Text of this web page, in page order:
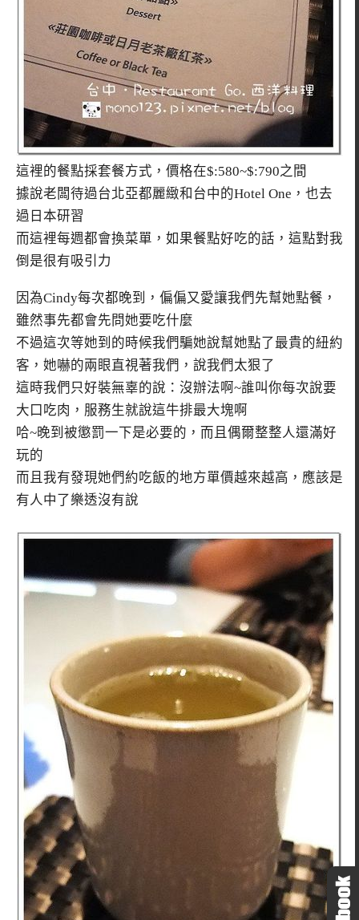
這裡的餐點採套餐方式，價格在$:580~$:790之間
據說老闆待過台北亞都麗緻和台中的Hotel One，也去
過日本研習
而這裡每週都會換菜單，如果餐點好吃的話，這點對我
倒是很有吸引力
因為Cindy每次都晚到，偏偏又愛讓我們先幫她點餐，
雖然事先都會先問她要吃什麼
不過這次等她到的時候我們騙她說幫她點了最貴的紐約
客，她嚇的兩眼直視著我們，說我們太狠了
這時我們只好裝無辜的說：沒辦法啊~誰叫你每次說要
大口吃肉，服務生就說這牛排最大塊啊
哈~晚到被懲罰一下是必要的，而且偶爾整整人還滿好
玩的
而且我有發現她們約吃飯的地方單價越來越高，應該是
有人中了樂透沒有說